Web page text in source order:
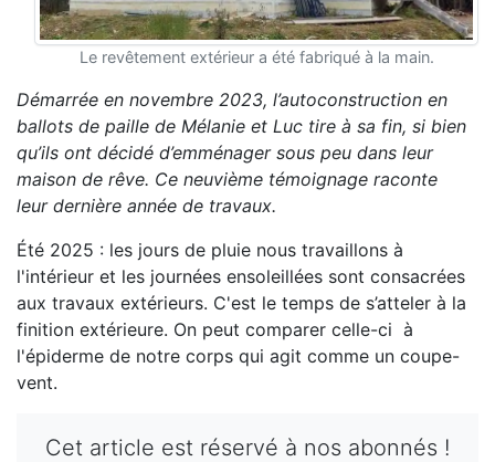
Le revêtement extérieur a été fabriqué à la main.
Démarrée en novembre 2023, l’autoconstruction en
ballots de paille de Mélanie et Luc tire à sa fin, si bien
qu’ils ont décidé d’emménager sous peu dans leur
maison de rêve. Ce neuvième témoignage raconte
leur dernière année de travaux.
Été 2025 : les jours de pluie nous travaillons à
l'intérieur et les journées ensoleillées sont consacrées
aux travaux extérieurs. C'est le temps de s’atteler à la
finition extérieure. On peut comparer celle-ci à
l'épiderme de notre corps qui agit comme un coupe-
vent.
Cet article est réservé à nos abonnés !